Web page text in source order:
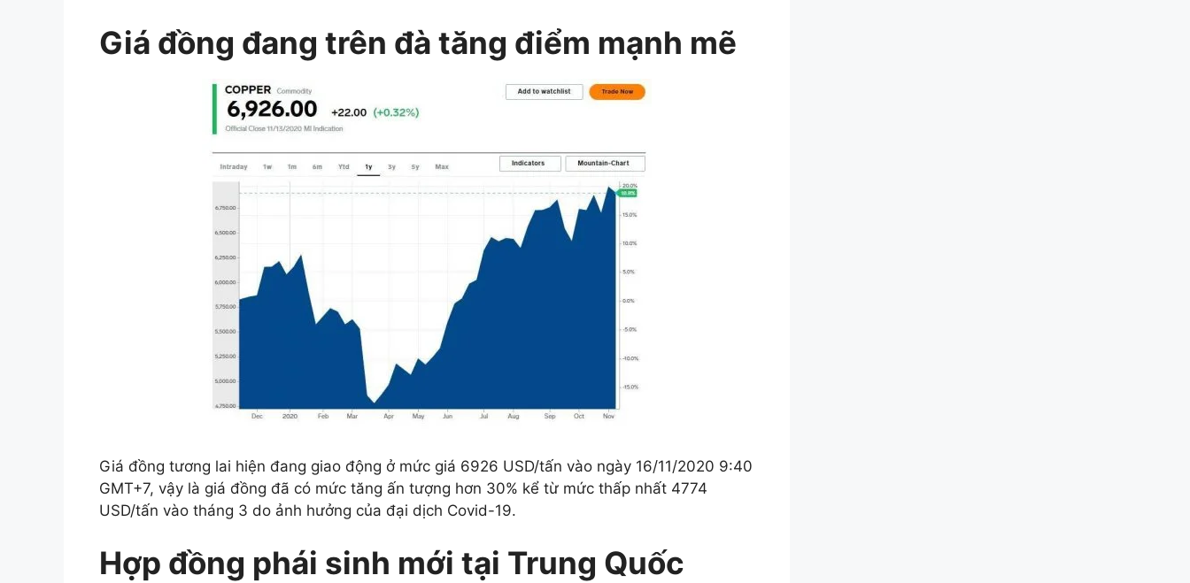
Giá đồng đang trên đà tăng điểm mạnh mẽ
Giá đồng tương lai hiện đang giao động ở mức giá 6926 USD/tấn vào ngày 16/11/2020 9:40
GMT+7, vậy là giá đồng đã có mức tăng ấn tượng hơn 30% kể từ mức thấp nhất 4774
USD/tấn vào tháng 3 do ảnh hưởng của đại dịch Covid-19.
Hợp đồng phái sinh mới tại Trung Quốc